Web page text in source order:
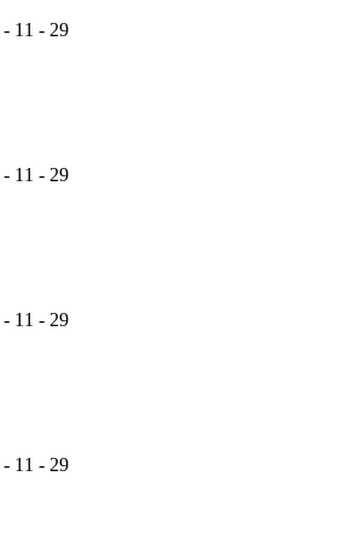
- 11 - 29
- 11 - 29
- 11 - 29
- 11 - 29